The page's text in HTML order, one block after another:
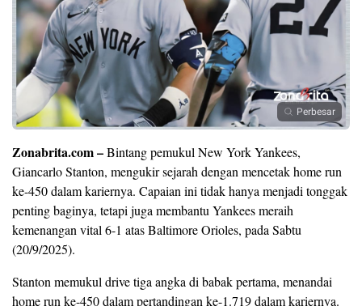
Perbesar
Zonabrita.com –Bintang pemukul New York Yankees,
Giancarlo Stanton, mengukir sejarah dengan mencetak home run
ke-450 dalam kariernya. Capaian ini tidak hanya menjadi tonggak
penting baginya, tetapi juga membantu Yankees meraih
kemenangan vital 6-1 atas Baltimore Orioles, pada Sabtu
(20/9/2025).
​Stanton memukul drive tiga angka di babak pertama, menandai
home run ke-450 dalam pertandingan ke-1.719 dalam kariernya.